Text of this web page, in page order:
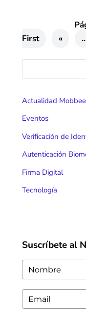
First
«
Actualidad
Eventos
Verificación de
Autenticación
Firma Digital
Tecnología
Suscríbete al